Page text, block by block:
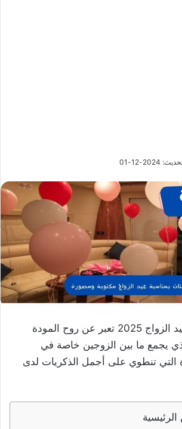
2024-12-01
بوستات بمناسبة عيد الزواج 2025 تعبر عن روح المودة
يجمع ما بين الزوجين خاصة في
التي تنطوي على أجمل الذكريات لدى
الرئيسية